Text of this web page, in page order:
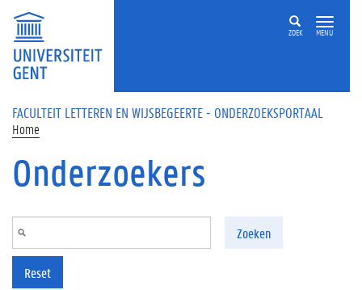
Overslaan en naar de inhoud gaan
ZOEK MENU
FACULTEIT LETTEREN EN WIJSBEGEERTE - ONDERZOEKSPORTAAL
Home
Onderzoekers
Zoeken
Reset